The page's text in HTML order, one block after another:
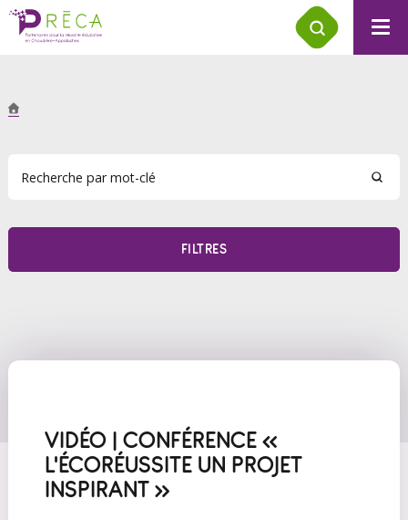
FILTRES
VIDÉO | CONFÉRENCE «
L'ÉCORÉUSSITE UN PROJET
INSPIRANT »